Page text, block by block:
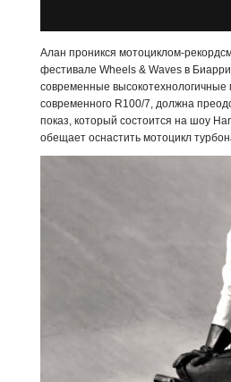
Алан проникся мотоциклом-
фестивале Wheels & Waves в
современные
современного R100/7, должна
показ, который состоится на шоу
обещает оснастить мотоцикл